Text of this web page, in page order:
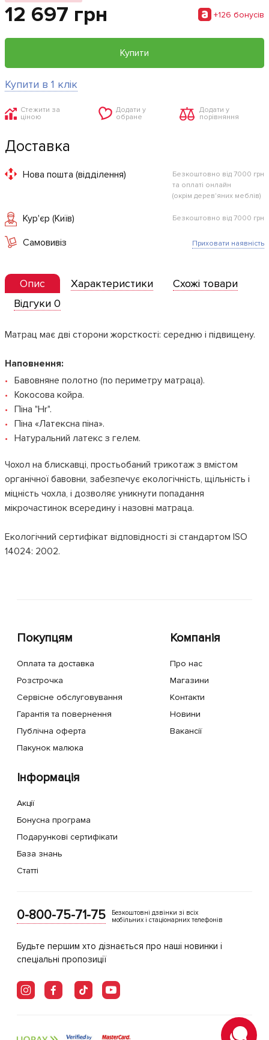
12 697 грн +126 бонусiв
Купити
Купити в 1 клік
Стежити за
ціною
Додати у
обране
Додати у
порівняння
Доставка
Нова пошта (відділення)
Безкоштовно від 7000 грн
та оплаті онлайн
(окрім дерев'яних меблів)
Кур'єр (Київ) Безкоштовно від 7000 грн
Самовивіз Приховати наявність
Опис Характеристики
Схожі товари
Відгуки 0
Матрац має дві сторони жорсткості: середню і підвищену.
Наповнення:
Бавовняне полотно (по периметру матраца).
Кокосова койра.
Піна "Hr".
Піна «Латексна піна».
Натуральний латекс з гелем.
Чохол на блискавці, простьобаний трикотаж з вмістом
органічної бавовни, забезпечує екологічність, щільність і
міцність чохла, і дозволяє уникнути попадання
мікрочастинок всередину і назовні матраца.
Екологічний сертифікат відповідності зі стандартом ISO
14024: 2002.
Покупцям
Оплата та доставка
Розстрочка
Сервісне обслуговування
Гарантія та повернення
Публічна оферта
Пакунок малюка
Компанія
Про нас
Магазини
Контакти
Новини
Вакансії
Інформація
Акції
Бонусна програма
Подарункові сертифікати
База знань
Статті
0-800-75-71-75
Безкоштовні дзвінки зі всіх
мобільних і стаціонарних телефонів
Будьте першим хто дізнається про наші новинки і
спеціальні пропозиції